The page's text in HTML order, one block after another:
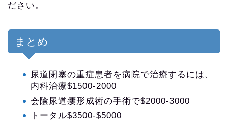
ださい。
まとめ
尿道閉塞の重症患者を病院で治療するには、
内科治療$1500-2000
会陰尿道瘻形成術の手術で$2000-3000
トータル$3500-$5000